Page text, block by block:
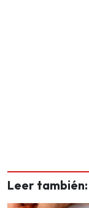
Leer también: